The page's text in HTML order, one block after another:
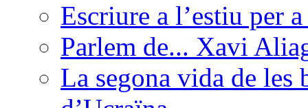
Escriure a l’estiu per
Parlem de... Xavi
La segona vida de les